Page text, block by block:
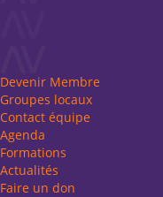
Devenir Membre
Groupes locaux
Contact équipe
Agenda
Formations
Actualités
Faire un don